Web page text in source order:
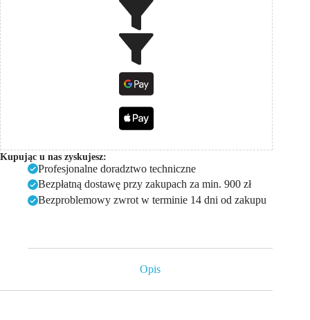
Kupując u nas zyskujesz:
Profesjonalne doradztwo techniczne
Bezpłatną dostawę przy zakupach za min. 900 zł
Bezproblemowy zwrot w terminie 14 dni od zakupu
Opis